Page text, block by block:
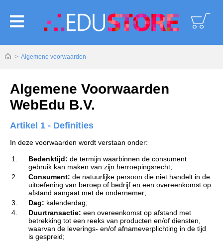
Algemene voorwaarden
Algemene Voorwaarden
WebEdu B.V.
Artikel 1 - Definities
In deze voorwaarden wordt verstaan onder:
1. Bedenktijd: de termijn waarbinnen de consument
gebruik kan maken van zijn herroepingsrecht;
2.
Consument: de natuurlijke persoon die niet handelt in de
uitoefening van beroep of bedrijf en een overeenkomst op
afstand aangaat met de ondernemer;
3.
Dag: kalenderdag;
4.
Duurtransactie: een overeenkomst op afstand met
betrekking tot een reeks van producten en/of diensten,
waarvan de leverings- en/of afnameverplichting in de tijd
is gespreid;